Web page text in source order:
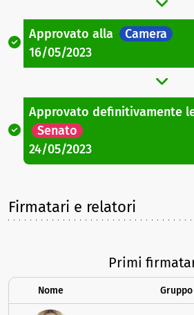
Approvato alla
Camera
16/05/2023
Approvato definitivamente
Senato
24/05/2023
Firmatari e relatori
Primi
Nome